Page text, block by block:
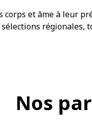
corps et âme à
régionales,
Nos